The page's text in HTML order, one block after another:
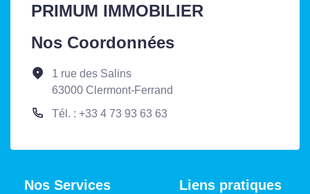
PRIMUM IMMOBILIER
Nos Coordonnées
1 rue des Salins
63000 Clermont-Ferrand
Tél. : +33 4 73 93 63 63
Nos Services Liens pratiques